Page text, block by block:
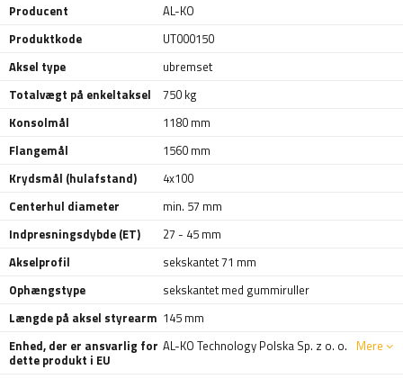
Producent
AL-KO
Produktkode
UT000150
Aksel type
ubremset
Totalvægt på enkeltaksel
750 kg
Konsolmål
1180 mm
Flangemål
1560 mm
Krydsmål (hulafstand)
4x100
Centerhul diameter
min. 57 mm
Indpresningsdybde (ET)
27 - 45 mm
Akselprofil
sekskantet 71 mm
Ophængstype
sekskantet med gummiruller
Længde på aksel styrearm 145 mm
Enhed, der er ansvarlig for
dette produkt i EU
AL-KO Technology Polska Sp. z o. o. Mere